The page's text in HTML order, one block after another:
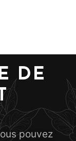
DE
pouvez